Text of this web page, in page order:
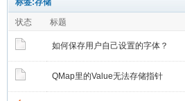
标签:存储
状态 标题
如何保存用户自己设置的字体？
QMap里的Value无法存储指针